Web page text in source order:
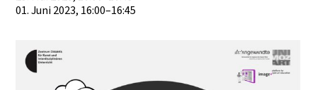
01. Juni 2023, 16:00–16:45